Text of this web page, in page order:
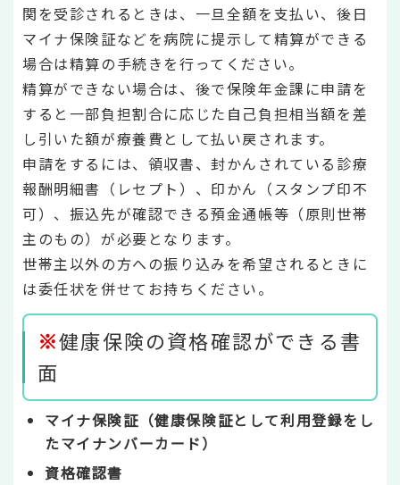
関を受診されるときは、一旦全額を支払い、後日
マイナ保険証などを病院に提示して精算ができる
場合は精算の手続きを行ってください。
精算ができない場合は、後で保険年金課に申請を
すると一部負担割合に応じた自己負担相当額を差
し引いた額が療養費として払い戻されます。
申請をするには、領収書、封かんされている診療
報酬明細書（レセプト）、印かん（スタンプ印不
可）、振込先が確認できる預金通帳等（原則世帯
主のもの）が必要となります。
世帯主以外の方への振り込みを希望されるときに
は委任状を併せてお持ちください。
※健康保険の資格確認ができる書
面
マイナ保険証（健康保険証として利用登録をし
たマイナンバーカード）
資格確認書